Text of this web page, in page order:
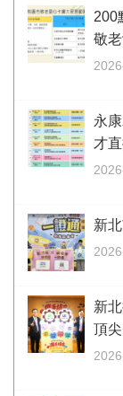
200
敬
永
才
新
新
頂